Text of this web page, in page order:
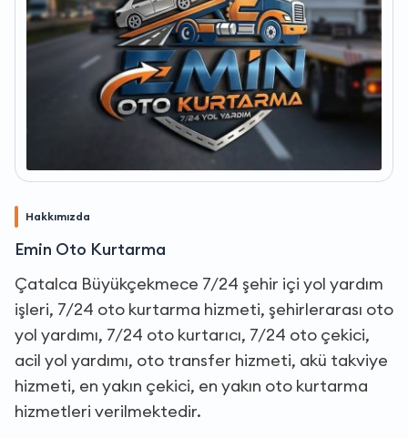
Hakkımızda
Emin Oto Kurtarma
Çatalca Büyükçekmece 7/24 şehir içi yol yardım
işleri, 7/24 oto kurtarma hizmeti, şehirlerarası oto
yol yardımı, 7/24 oto kurtarıcı, 7/24 oto çekici,
acil yol yardımı, oto transfer hizmeti, akü takviye
hizmeti, en yakın çekici, en yakın oto kurtarma
hizmetleri verilmektedir.